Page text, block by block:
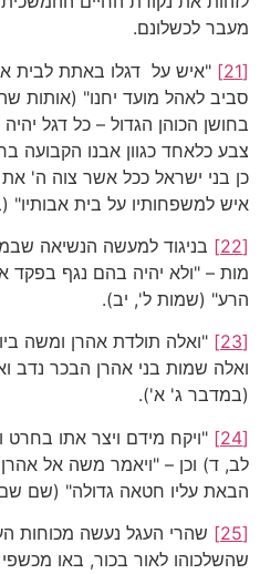
מעבר לכשלונם.
[21]
"איש על דגלו באתת לבית
סביב לאהל מועד יחנו" (אותות
בחושן הכוהן הגדול – כל דגל
צבע כלאחד כגוון אבנו הקבועה
כן בני ישראל ככל אשר צוה ה' את
איש למשפחותיו על בית
[22]
בניגוד למעשה הנשיאה
מות – "ולא יהיה בהם נגף בפקד
הרע" (שמות ל', יב).
[23]
"ואלה תולדת אהרן ומשה
ואלה שמות בני אהרן הבכר נדב
(במדבר ג' א').
[24]
"ויקח מידם ויצר אתו
לב, ד) וכן – "ויאמר משה אל
הבאת עליו חטאה גדולה" (שם
[25]
שהרי העגל נעשה מכוחות
שהשלכוהו לאור בכור, באו